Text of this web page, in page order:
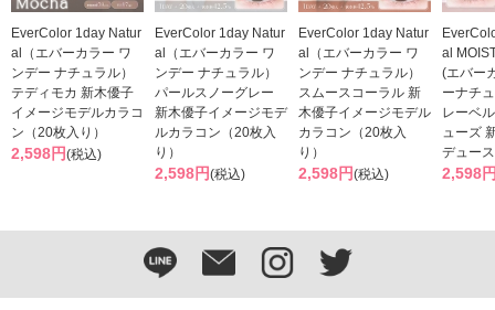
EverColor 1day Natur
al（エバーカラー ワ
ンデー ナチュラル）
テディモカ 新木優子
イメージモデルカラコ
ン（20枚入り）
2,598円(税込)
EverColor 1day Natur
al（エバーカラー ワ
ンデー ナチュラル）
パールスノーグレー
新木優子イメージモデ
ルカラコン（20枚入
り）
2,598円(税込)
EverColor 1day Natur
al（エバーカラー ワ
ンデー ナチュラル）
スムースコーラル 新
木優子イメージモデル
カラコン（20枚入
り）
2,598円(税込)
al
(エバー
ーナチ
レーベ
ューズ
デュー
2,598